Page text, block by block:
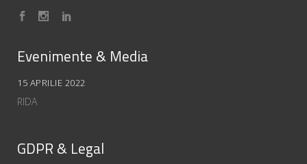
Evenimente & Media
15 APRILIE 2022
RIDA
GDPR & Legal